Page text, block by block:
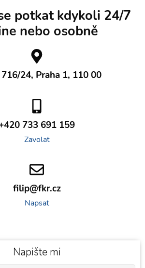
potkat kdykoli 24/7
nebo osobně
24, Praha 1, 110 00
733 691 159
Zavolat
filip@fkr.cz
Napsat
Napište mi